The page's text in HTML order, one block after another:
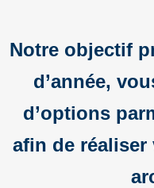
Notre objectif
d’année,
d’options
afin de réaliser